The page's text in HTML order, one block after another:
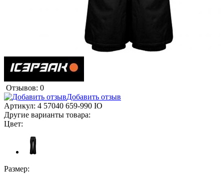
Отзывов: 0
Добавить отзыв
Артикул: 4 57040 659-990 IO
Другие варианты товара:
Цвет:
Размер: